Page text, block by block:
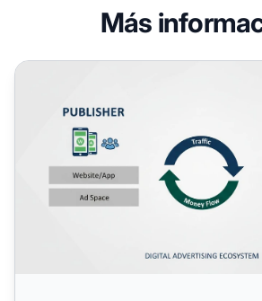
Más
Editor vs. Anunciante: Diferencias